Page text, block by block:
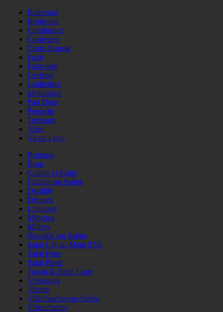
Bellecour
Brotteaux
Confluence
Cordeliers
Croix-Rousse
Foch
Fourvière
Gerland
Guillotière
Monplaisir
Part Dieu
Perrache
Terreaux
Vaise
Vieux Lyon
Brignais
Bron
Caluire et Cuire
Chalon sur Saône
Dardilly
Décines
Limonest
Meyzieu
Millery
Neuville sur Saône
Saint Cyr au Mont d'Or
Saint Fons
Saint Priest
Tassin la Demi Lune
Vénisseux
Vienne
Villefranche-sur-Saône
Villeurbanne